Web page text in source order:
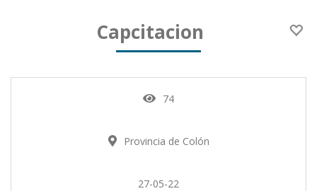
Capcitacion
74
Provincia de Colón
27-05-22